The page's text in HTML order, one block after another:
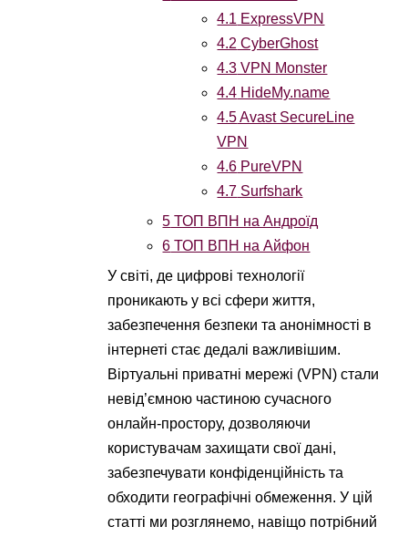
4.1 ExpressVPN
4.2 CyberGhost
4.3 VPN Monster
4.4 HideMy.name
4.5Avast SecureLine
VPN
4.6 PureVPN
4.7 Surfshark
5 ТОП ВПН на Андроїд
6 ТОП ВПН на Айфон
У світі, де цифрові технології
проникають у всі сфери життя,
забезпечення безпеки та анонімності в
інтернеті стає дедалі важливішим.
Віртуальні приватні мережі (VPN) стали
невід’ємною частиною сучасного
онлайн-простору, дозволяючи
користувачам захищати свої дані,
забезпечувати конфіденційність та
обходити географічні обмеження. У цій
статті ми розглянемо, навіщо потрібний